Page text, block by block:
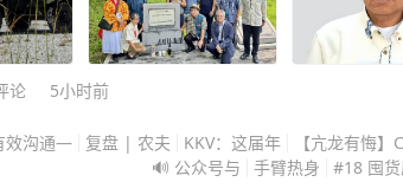
的判断。 在美军高层的计划里，这次航
隐身机动 然而，就在舰队还在大洋上按
中国国防大学教授李莉却在一档公开的电
个节点转向、预计什么时间抵达关键海域
的时间表。 这个判断一经播出，大洋彼
论 5小时前
效沟通— 复盘 | 农夫 KKV：这届年 【亢龙有悔】C
🔊 公众号与
手臂热身 #18 囤